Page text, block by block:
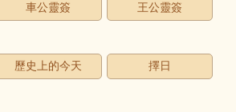
車公靈簽 王公靈簽
歷史上的今天 擇日